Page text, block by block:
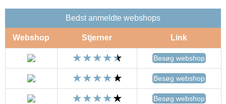
Bedst anmeldte webshops
Webshop Stjerner Link
Besøg webshop
Besøg webshop
Besøg webshop